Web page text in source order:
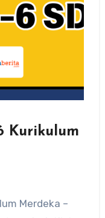
Kurikulum
Merdeka –